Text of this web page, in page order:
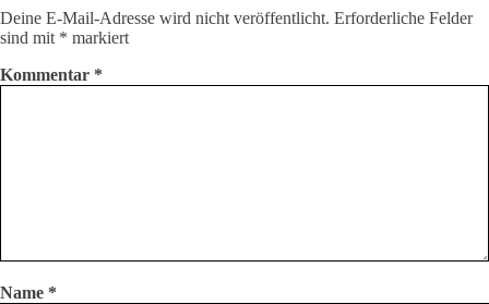
Deine E-Mail-Adresse wird nicht veröffentlicht. Erforderliche Felder
sind mit * markiert
Kommentar *
Name *